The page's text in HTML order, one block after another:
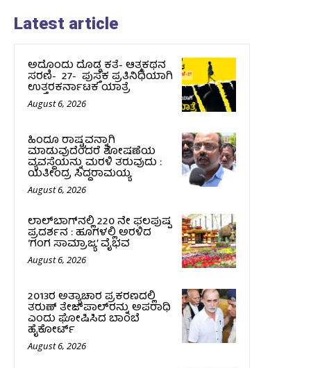
Latest article
ಅದೊಂದು ದೊಡ್ಡ ಕತೆ- ಆತ್ಮಕಥನ
ಸರಣಿ- 27- ಪುಸ್ತಕ ಪ್ರತಿನಿಧಿಯಾಗಿ
ಉತ್ತರಕರ್ನಾಟಕ ಯಾತ್ರೆ
August 6, 2026
ಹಿಂದೂ ರಾಷ್ಟ್ರವನ್ನಾಗಿ
ಮಾಡುವುದೆಂದರೆ ಶೋಷಣೆಯ
ವ್ಯವಸ್ಥೆಯನ್ನು ಮರಳಿ ತರುವುದು :
ಯತೀಂದ್ರ ಸಿದ್ದರಾಮಯ್ಯ
August 6, 2026
ಲಾಲ್‍ಬಾಗ್‍ನಲ್ಲಿ 220 ನೇ ಫಲಪುಷ್ಪ
ಪ್ರದರ್ಶನ : ಹೂಗಳಲ್ಲಿ ಅರಳಿದ
‘ಗಂಗ ಸಾಮ್ರಾಜ್ಯ’ ವೈಭವ
August 6, 2026
2013ರ ಅತ್ಯಾಚಾರ ಪ್ರಕರಣದಲ್ಲಿ
ತರುಣ್ ತೇಜ್‌ಪಾಲ್‌ರನ್ನು ಅಪರಾಧಿ
ಎಂದು ಘೋಷಿಸಿದ ಬಾಂಬೆ
ಹೈಕೋರ್ಟ್
August 6, 2026